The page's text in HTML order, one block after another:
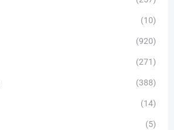
(10)
(920)
(271)
(388)
(14)
(5)